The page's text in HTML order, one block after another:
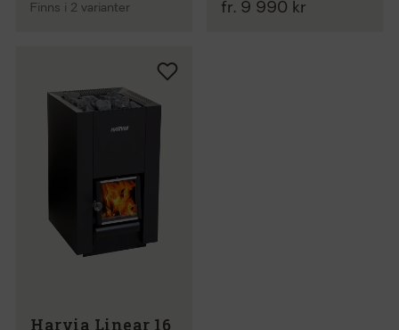
Finns i 2 varianter fr. 9 990 kr
Harvia Linear 16